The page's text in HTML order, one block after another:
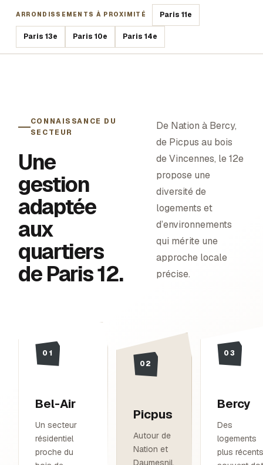
ARRONDISSEMENTS À PROXIMITÉ Paris 11e
Paris 13e Paris 10e Paris 14e
CONNAISSANCE DU
SECTEUR
Une
gestion
adaptée
aux
quartiers
deParis 12.
De Nation à Bercy,
de Picpus au bois
de Vincennes, le 12e
propose une
diversité de
logements et
d’environnements
qui mérite une
approche locale
précise.
01
Bel-Air
Un secteur
résidentiel
proche du
02
Picpus
Autour de
Nation et
Daumesnil,
03
Bercy
Des
logements
plus